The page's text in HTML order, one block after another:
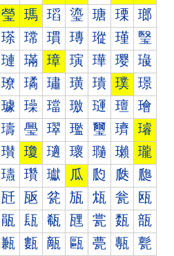
瑩 瑪 瑫 瑬 瑭 瑮 瑯
瑹 瑺 瑻 瑼 瑽 瑾 瑿
璉 璊 璋 璌 璍 璎 璏
璙 璚 璛 璜 璝 璞 璟
璩 璪 璫 璬 璭 璮 璯
璹 璺 璻 璼 璽 璾 璿
瓉 瓊 瓋 瓌 瓍 瓎 瓏
瓙 瓚 瓛 瓜 瓝 瓞 瓟
瓩 瓪 瓫 瓬 瓭 瓮 瓯
瓹 瓺 瓻 瓼 瓽 瓾 瓿
甉 甊 甋 甌 甍 甎 甏